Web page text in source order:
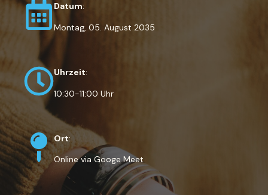
Datum:
Montag, 05. August 2035
Uhrzeit:
10:30-11:00 Uhr
Ort:
Online via Googe Meet